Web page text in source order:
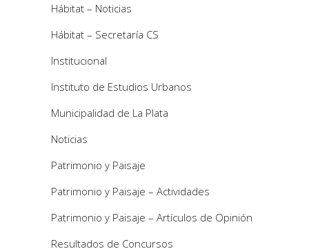
Hábitat – Noticias
Hábitat – Secretaría CS
Institucional
Instituto de Estudios Urbanos
Municipalidad de La Plata
Noticias
Patrimonio y Paisaje
Patrimonio y Paisaje – Actividades
Patrimonio y Paisaje – Artículos de Opinión
Resultados de Concursos